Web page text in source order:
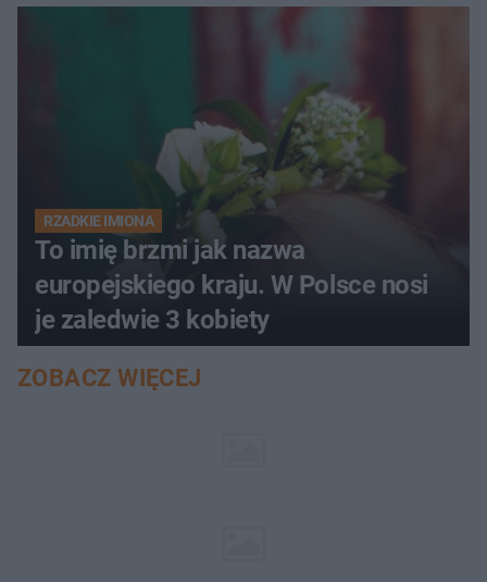
RZADKIE IMIONA
To imię brzmi jak nazwa
europejskiego kraju. W Polsce nosi
je zaledwie 3 kobiety
ZOBACZ WIĘCEJ